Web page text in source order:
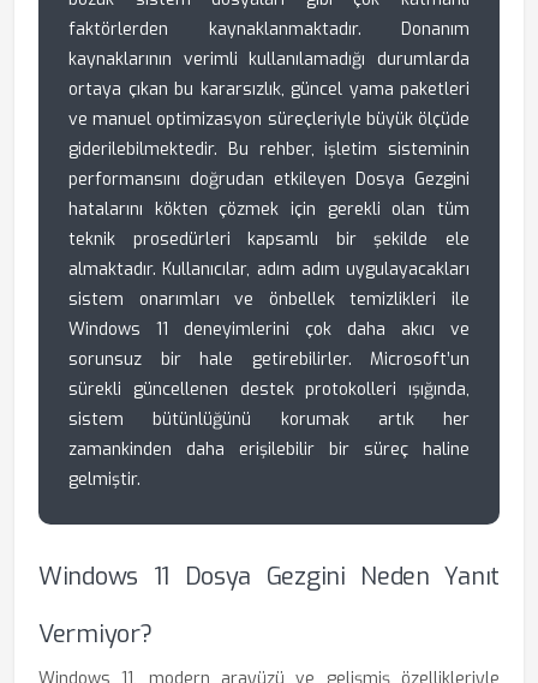
faktörlerden kaynaklanmaktadır. Donanım
kaynaklarının verimli kullanılamadığı durumlarda
ortaya çıkan bu kararsızlık, güncel yama paketleri
ve manuel optimizasyon süreçleriyle büyük ölçüde
giderilebilmektedir. Bu rehber, işletim sisteminin
performansını doğrudan etkileyen Dosya Gezgini
hatalarını kökten çözmek için gerekli olan tüm
teknik prosedürleri kapsamlı bir şekilde ele
almaktadır. Kullanıcılar, adım adım uygulayacakları
sistem onarımları ve önbellek temizlikleri ile
Windows 11 deneyimlerini çok daha akıcı ve
sorunsuz bir hale getirebilirler. Microsoft’un
sürekli güncellenen destek protokolleri ışığında,
sistem bütünlüğünü korumak artık her
zamankinden daha erişilebilir bir süreç haline
gelmiştir.
Windows 11 Dosya Gezgini Neden Yanıt
Vermiyor?